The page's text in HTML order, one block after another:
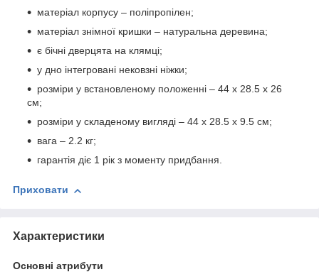
матеріал корпусу – поліпропілен;
матеріал знімної кришки – натуральна деревина;
є бічні дверцята на клямці;
у дно інтегровані нековзні ніжки;
розміри у встановленому положенні – 44 х 28.5 х 26
см;
розміри у складеному вигляді – 44 х 28.5 х 9.5 см;
вага – 2.2 кг;
гарантія діє 1 рік з моменту придбання.
Приховати
Характеристики
Основні атрибути